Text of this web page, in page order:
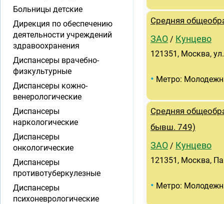
Средняя
ЗАО / Кунцево
121351, Москва,
• Метро:
Средняя
бывш. 749)
ЗАО / Кунцево
121351, Москва,
• Метро:
Больницы детские
Дирекция по обеспечению
деятельности учреждений
здравоохранения
Диспансеры врачебно-
физкультурные
Диспансеры кожно-
венерологические
Диспансеры
наркологические
Диспансеры
онкологические
Диспансеры
противотуберкулезные
Диспансеры
психоневрологические